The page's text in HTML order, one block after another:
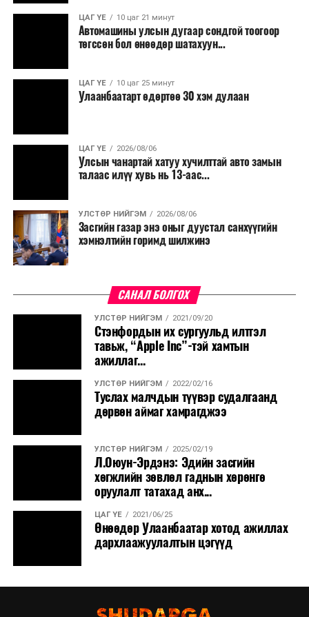
үргэлжилнэ гэж Ерөнхий сайд Н.Учрал онцоллоо.
Мөн бүх шатны төсвийн ерөнхийлөн захирагч нарт
салбар бүрдээ урсгал зардлыг 20 хувиар бууруулах,
нөхөн томилгоо хийхгүй байх, аялал, амралт, зугаалга,
хамт олны урлаг, спортын арга хэмжээг зохион
байгуулахгүй байх, төрийн албанд шинэ орон тоо бий
сургалтыг цахим хэлбэрт шилжүүлэх, төрийн албан
хаагчдыг зарим өдрүүдэд цахимаар ажиллуулах арга
хэмжээг үргэлжлүүлэхийг үүрэг болголоо.
Төсвийн сахилга бат сайжирч, эдийн засгийн нөхцөл
байдал хэвийн болсон тохиолдолд эдгээр
хязгаарлалтыг үе шаттайгаар сулруулах юм.
ЦАГ ҮЕ 10 цаг 21 минут
Автомашины улсын дугаар сондгой тоогоор
төгссөн бол өнөөдөр шатахуун...
ЦАГ ҮЕ 10 цаг 25 минут
Улаанбаатарт өдөртөө 30 хэм дулаан
ЦАГ ҮЕ 2026/08/06
Улсын чанартай хатуу хучилттай авто замын
талаас илүү хувь нь 13-аас...
УЛСТӨР НИЙГЭМ 2026/08/06
Засгийн газар энэ оныг дуустал санхүүгийн
хэмнэлтийн горимд шилжинэ
САНАЛ БОЛГОХ
УЛСТӨР НИЙГЭМ 2021/09/20
Стэнфордын их сургуульд илтгэл
тавьж, “Apple Inc”-тэй хамтын
ажиллаг...
УЛСТӨР НИЙГЭМ 2022/02/16
Туслах малчдын түүвэр судалгаанд
дөрвөн аймаг хамрагджээ
УЛСТӨР НИЙГЭМ 2025/02/19
Л.Оюун-Эрдэнэ: Эдийн засгийн
хөгжлийн зөвлөл гаднын хөрөнгө
оруулалт татахад анх...
ЦАГ ҮЕ 2021/06/25
Өнөөдөр Улаанбаатар хотод ажиллах
дархлаажуулалтын цэгүүд